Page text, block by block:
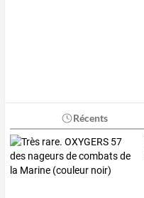
Récents